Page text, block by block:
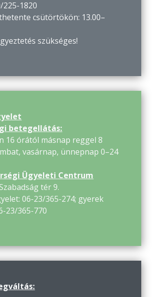
225-1820
csütörtökön: 13.00–
szükséges!
betegellátás:
16 órától másnap reggel 8
vasárnap, ünnepnap 0–24
Ügyeleti Centrum
tér 9.
06-23/365-274; gyerek
23/365-770